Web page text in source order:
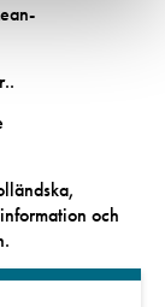
och